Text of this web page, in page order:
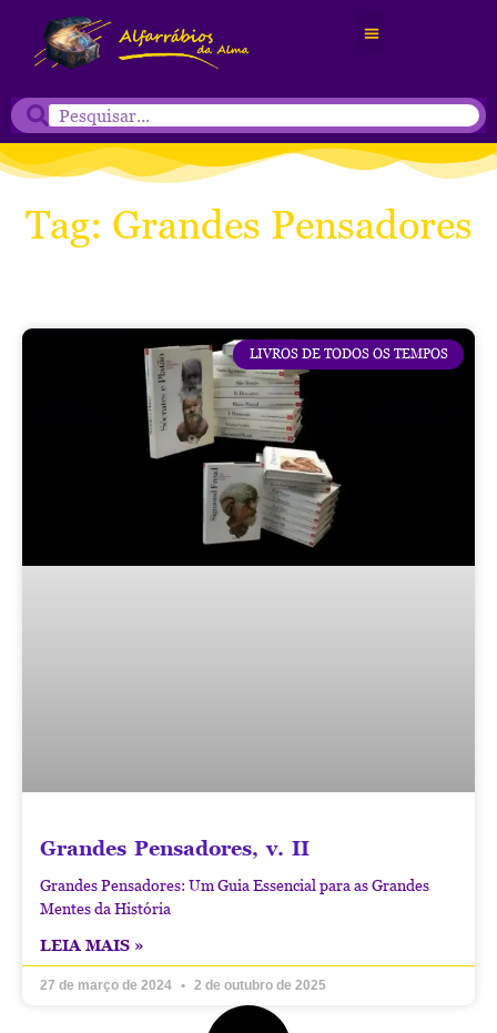
Tag: Grandes Pensadores
LIVROS DE TODOS OS TEMPOS
Grandes Pensadores, v. II
Grandes Pensadores: Um Guia Essencial para as Grandes
Mentes da História
LEIA MAIS »
27 de março de 2024 2 de outubro de 2025